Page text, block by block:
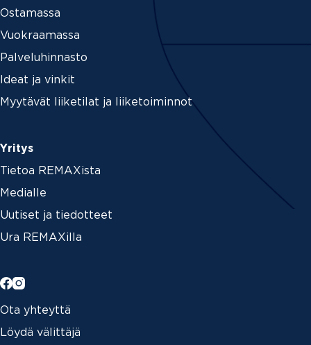
Ostamassa
Vuokraamassa
Palveluhinnasto
Ideat ja vinkit
Myytävät liiketilat ja liiketoiminnot
Yritys
Tietoa REMAXista
Medialle
Uutiset ja tiedotteet
Ura REMAXilla
Ota yhteyttä
Löydä välittäjä